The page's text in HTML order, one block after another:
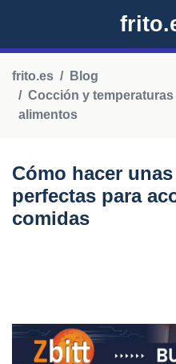
frito.es
Blog
Cocción y
alimentos
Cómo hacer
perfectas para
comidas